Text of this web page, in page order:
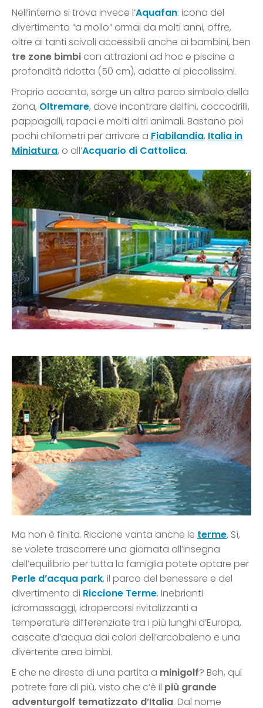
Nell’interno si trova invece l’Aquafan: icona del
divertimento “a mollo” ormai da molti anni, offre,
oltre ai tanti scivoli accessibili anche ai bambini, ben
tre zone bimbi con attrazioni ad hoc e piscine a
profondità ridotta (50 cm), adatte ai piccolissimi.
Proprio accanto, sorge un altro parco simbolo della
zona, Oltremare, dove incontrare delfini, coccodrilli,
pappagalli, rapaci e molti altri animali. Bastano poi
pochi chilometri per arrivare a Fiabilandia, Italia in
Miniatura, o all’Acquario di Cattolica.
Ma non è finita. Riccione vanta anche le terme. Sì,
se volete trascorrere una giornata all’insegna
dell’equilibrio per tutta la famiglia potete optare per
Perle d’acqua park, il parco del benessere e del
divertimento di Riccione Terme. Inebrianti
idromassaggi, idropercorsi rivitalizzanti a
temperature differenziate tra i più lunghi d’Europa,
cascate d’acqua dai colori dell’arcobaleno e una
divertente area bimbi.
E che ne direste di una partita a minigolf? Beh, qui
potrete fare di più, visto che c’è il più grande
adventurgolf tematizzato d’Italia. Dal nome